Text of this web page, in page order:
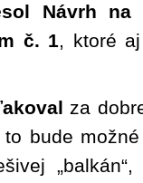
Návrh na
č. 1, ktoré
za
bude